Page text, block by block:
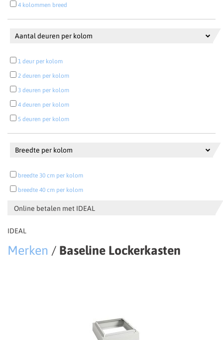
4 kolommen breed
Aantal deuren per kolom
1 deur per kolom
2 deuren per kolom
3 deuren per kolom
4 deuren per kolom
5 deuren per kolom
Breedte per kolom
breedte 30 cm per kolom
breedte 40 cm per kolom
Online betalen met IDEAL
IDEAL
Merken / Baseline Lockerkasten